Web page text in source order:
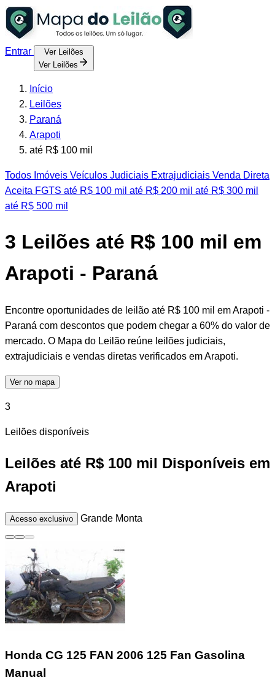
Entrar
Ver Leilões
Ver Leilões
Início
Leilões
Paraná
Arapoti
até R$ 100 mil
Todos Imóveis Veículos Judiciais Extrajudiciais Venda Direta
Aceita FGTS até R$ 100 mil até R$ 200 mil até R$ 300 mil
até R$ 500 mil
3 Leilões até R$ 100 mil em
Arapoti - Paraná
Encontre oportunidades de leilão até R$ 100 mil em Arapoti -
Paraná com descontos que podem chegar a 60% do valor de
mercado. O Mapa do Leilão reúne leilões judiciais,
extrajudiciais e vendas diretas verificados em Arapoti.
Ver no mapa
3
Leilões disponíveis
Leilões até R$ 100 mil Disponíveis em
Arapoti
Acesso exclusivo Grande Monta
Honda CG 125 FAN 2006 125 Fan Gasolina
Manual